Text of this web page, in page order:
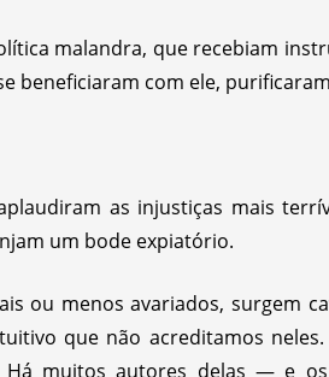
malandra, que recebiam
beneficiaram com ele,
as injustiças mais
um bode expiatório.
ou menos avariados, surgem
que não acreditamos
Há muitos autores delas — e